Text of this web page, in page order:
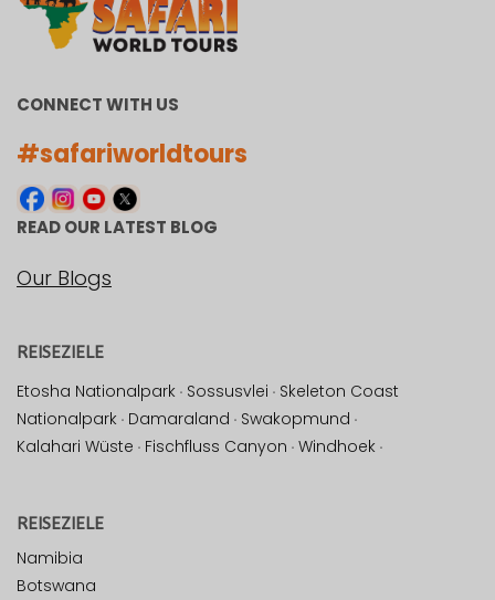
CONNECT WITH US
#safariworldtours
READ OUR LATEST BLOG
Our Blogs
REISEZIELE
Etosha Nationalpark · Sossusvlei · Skeleton Coast
Nationalpark · Damaraland · Swakopmund ·
Kalahari Wüste · Fischfluss Canyon · Windhoek ·
REISEZIELE
Namibia
Botswana